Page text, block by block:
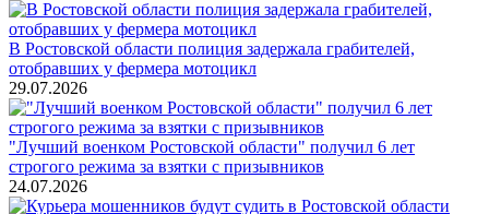
В Ростовской области полиция задержала грабителей,
отобравших у фермера мотоцикл
29.07.2026
"Лучший военком Ростовской области" получил 6 лет
строгого режима за взятки с призывников
24.07.2026